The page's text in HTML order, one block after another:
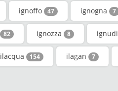
ignoffo 47 ignogna 7
82 ignozza 8 ignudi
ilacqua 154 ilagan 7